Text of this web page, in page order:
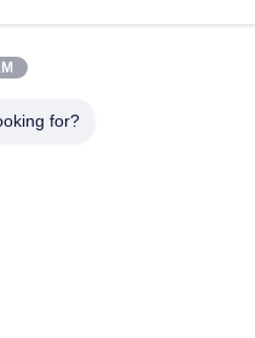
ズル パズル
1000gsm 1.5mm ジグソー
for?